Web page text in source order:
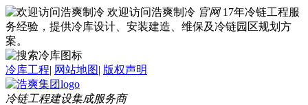
欢迎访问浩爽制冷 官网 17年冷链工程服
务经验，提供冷库设计、安装建造、维保及冷链园区规划方
案。
冷库工程| 网站地图| 版权声明
冷链工程建设集成服务商